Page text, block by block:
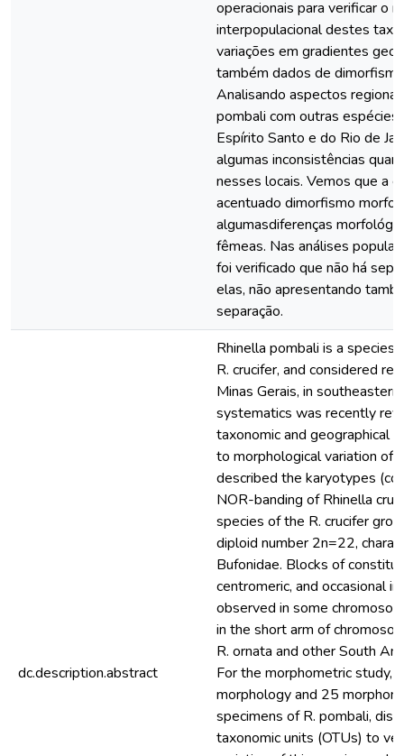
operacionais para verificar o
interpopulacional destes
variações em gradientes
também dados de
Analisando aspectos
pombali com outras
Espírito Santo e do Rio de
algumas inconsistências
nesses locais. Vemos que a
acentuado dimorfismo
algumasdiferenças
fêmeas. Nas análises
foi verificado que não há
elas, não apresentando
separação.
dc.description.abstract
Rhinella pombali is a
R. crucifer, and considered
Minas Gerais, in
systematics was recently
taxonomic and geographical
to morphological variation of
described the karyotypes
NOR-banding of Rhinella
species of the R. crucifer
diploid number 2n=22,
Bufonidae. Blocks of
centromeric, and occasional
observed in some
in the short arm of
R. ornata and other South
For the morphometric study,
morphology and 25
specimens of R. pombali,
taxonomic units (OTUs) to